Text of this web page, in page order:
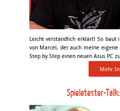
Leicht verständlich erklärt! So baut
von Marcel, der auch meine
Step by Step einen neuen Asus PC
Mehr
Spieletester-Talk: